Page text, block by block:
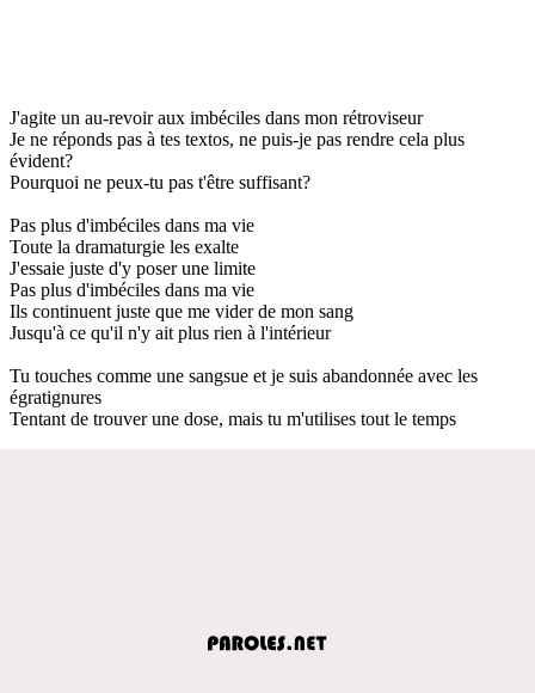
J'agite un au-revoir aux imbéciles dans mon rétroviseur
Je ne réponds pas à tes textos, ne puis-je pas rendre cela plus
évident?
Pourquoi ne peux-tu pas t'être suffisant?
Pas plus d'imbéciles dans ma vie
Toute la dramaturgie les exalte
J'essaie juste d'y poser une limite
Pas plus d'imbéciles dans ma vie
Ils continuent juste que me vider de mon sang
Jusqu'à ce qu'il n'y ait plus rien à l'intérieur
Tu touches comme une sangsue et je suis abandonnée avec les
égratignures
Tentant de trouver une dose, mais tu m'utilises tout le temps